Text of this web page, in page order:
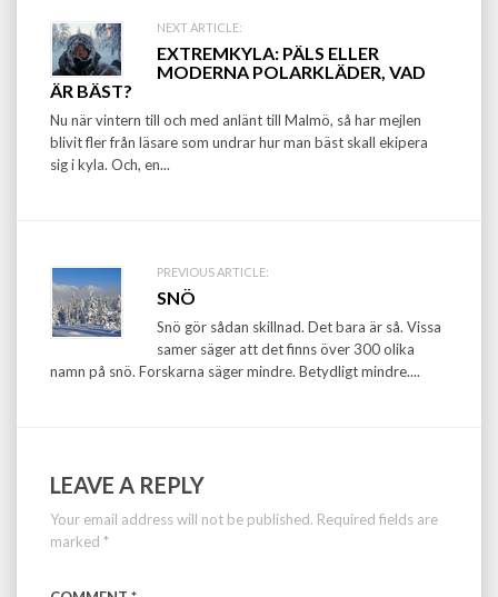
Post
navigation
NEXT ARTICLE:
EXTREMKYLA: PÄLS ELLER
MODERNA POLARKLÄDER, VAD
ÄR BÄST?
Nu när vintern till och med anlänt till Malmö, så har mejlen
blivit fler från läsare som undrar hur man bäst skall ekipera
sig i kyla. Och, en...
PREVIOUS ARTICLE:
SNÖ
Snö gör sådan skillnad. Det bara är så. Vissa
samer säger att det finns över 300 olika
namn på snö. Forskarna säger mindre. Betydligt mindre....
LEAVE A REPLY
Your email address will not be published. Required fields are
marked *